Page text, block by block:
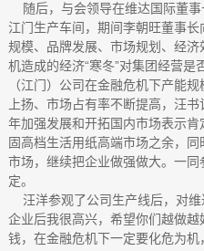
随后，与会领导在维达国际董
江门生产车间，期间李朝旺董事
规模、品牌发展、市场规划、经
机造成的经济“寒冬”对集团经营
（江门）公司在金融危机下产能
上扬、市场占有率不断提高，汪
年加强发展和开拓国内市场表示
固高档生活用纸高端市场之余，
市场，继续把企业做强做大。一
定。
汪洋参观了公司生产线后，对维
企业后我很高兴，希望你们越做
钱，在金融危机下一定要化危为